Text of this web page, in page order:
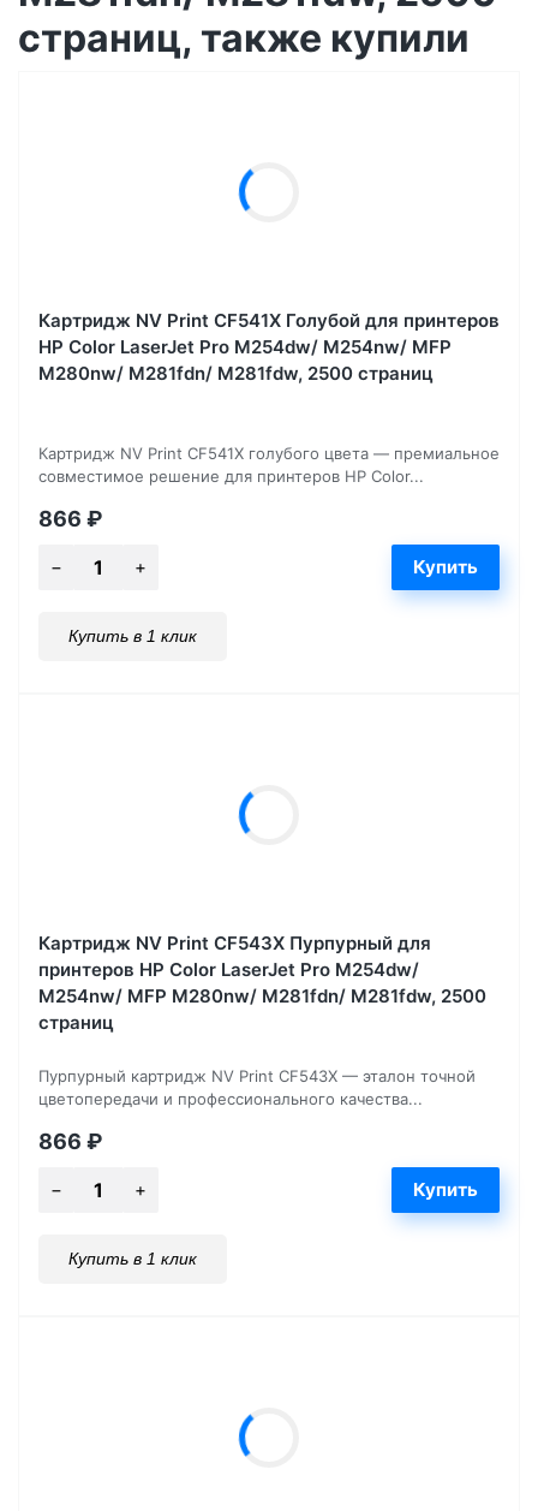
страниц, также купили
Картридж NV Print CF541X Голубой для принтеров
HP Color LaserJet Pro M254dw/ M254nw/ MFP
M280nw/ M281fdn/ M281fdw, 2500 страниц
Картридж NV Print CF541X голубого цвета — премиальное
совместимое решение для принтеров HP Color...
866 ₽
Купить в 1 клик
Картридж NV Print CF543X Пурпурный для
принтеров HP Color LaserJet Pro M254dw/
M254nw/ MFP M280nw/ M281fdn/ M281fdw, 2500
страниц
Пурпурный картридж NV Print CF543X — эталон точной
цветопередачи и профессионального качества...
866 ₽
Купить в 1 клик